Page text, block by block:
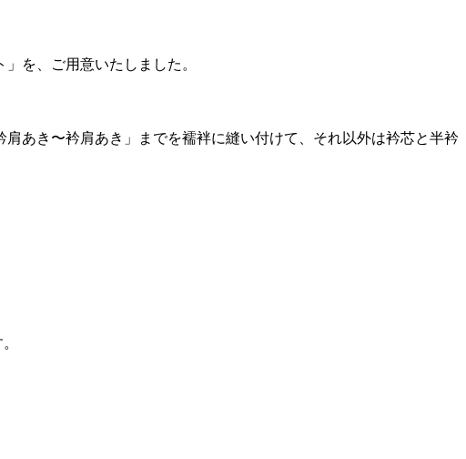
を、ご用意いたしました。
あき〜衿肩あき」までを襦袢に縫い付けて、それ以外は衿芯と半衿